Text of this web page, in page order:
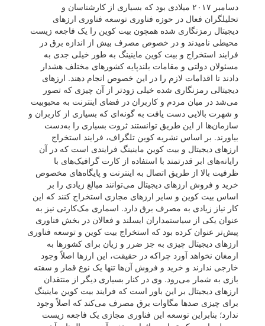
دسامبر ۲۰۱۷ میلادی بود که بسیاری از کارشناسان و
تحلیلگران فعال در حوزه فناوری توسعه فناوری ارز‌های
دیجیتال رمزنگاری شده همچون بیت کوین را یک فاجعه زیست
محیطی نامیدند و در خصوص مصرف بیش از اندازه برق در
فرایند استخراج و بیت کوین ماینینگ به طور خیلی جدی به
مسئولان دولتی و مقامات بلندپایه کشور‌های مختلف هشدار
دادند تا اقدامات لازم را در این خصوص انجام دهند. ارز‌های
دیجیتالی رمزنگاری شده خیلی زودتر از آن چیزی که تصور
می‌شد در میان مردم و کاربران در فضای اینترنت به محبوبیت
و شهرت بالایی دست یافت به گونه‌ای که بسیاری از کاربران و
سازمان‌ها از این طریق توانستند ثروت بسیاری را به‌دست
بیاورند. بر اساس نشریه کوین تلگراف، فرایند استخراج
ارز‌های دیجیتال و بیت کوین ماینینگ فرایندی است که در آن
رایانه‌های ابر قدرتمند با استفاده از کارت گرافیک‌های با
ظرفیت بالا از طریق اتصال به اینترنت و پایگاه‌های مخصوص
خرید و فروش ارز‌های دیجیتال می‌توانند مبالغ زیادی را بر
اساس بیت کوین و سایر ارز‌های مجازی استخراج کنند که این
کار نیاز زیادی به مصرف برق دارد. اسماری مک‌کارتی نیز به
عنوان یکی از سیاستمداران ایسلند و فعالان در بخش فناوری
پیش‌تر عنوان کرده بود که استخراج بیت کوین و توسعه فناوری
ارز‌های دیجیتال چیزی به جز ضرر و زیان برای کشور‌ها به
ارمغان نخواهد آورد چراکه در حقیقت، این ارز‌ها اصلاً وجود
خارجی ندارند و خرید و فروش آن‌ها تنها یک نوع قمار و سفته
بازی به شمار می‌رود. وی در کنار بسیاری دیگر از منتقدان
ارز‌های دیجیتال بر این باور است که فرایند بیت کوین ماینینگ
برای چیزی صد‌ها مگاوات برق مصرف می‌کند که اصلاً وجود
ندارد؛ بنابراین توسعه این فناوری مجازی یک فاجعه زیست